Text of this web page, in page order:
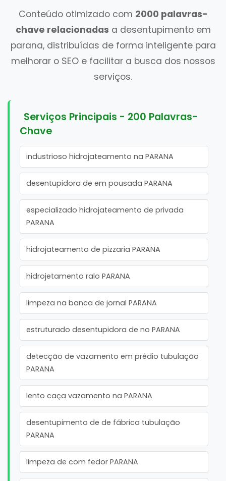
Conteúdo otimizado com 2000 palavras-
chave relacionadas a desentupimento em
parana, distribuídas de forma inteligente para
melhorar o SEO e facilitar a busca dos nossos
serviços.
Serviços Principais - 200 Palavras-
Chave
industrioso hidrojateamento na PARANA
desentupidora de em pousada PARANA
especializado hidrojateamento de privada
PARANA
hidrojateamento de pizzaria PARANA
hidrojetamento ralo PARANA
limpeza na banca de jornal PARANA
estruturado desentupidora de no PARANA
detecção de vazamento em prédio tubulação
PARANA
lento caça vazamento na PARANA
desentupimento de de fábrica tubulação
PARANA
limpeza de com fedor PARANA